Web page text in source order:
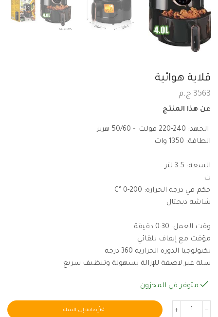
قلاية هوائية
3563 ج.م
عن هذا المنتج
الجهد: 240-220 فولت ~ 50/60 هرتز
الطاقة: 1350 وات
السعة: 3.5 لتر
ت
حكم في درجة الحرارة: 200-0 °C
شاشة ديجتال
وقت العمل: 30-0 دقيقة
مؤقت مع إيقاف تلقائي
تكنولوجيا الدورة الحرارية 360 درجة
سلة غير لاصقة للإزالة بسهولة وتنظيف سريع
متوفر في المخزون
إضافة إلى السلة